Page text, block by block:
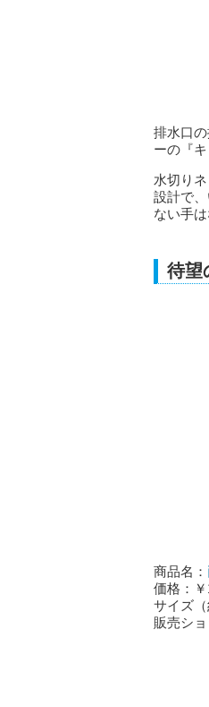
排水口
ーの『
水切り
設計で
ない手
待望
商品名：
価格：￥
サイズ
販売シ